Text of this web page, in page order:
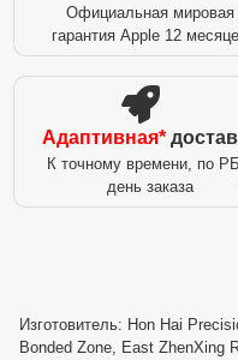
Официальная мировая
гарантия Apple 12
Адаптивная*
К точному времени, по
день заказа
Изготовитель: Hon Hai
Bonded Zone, East ZhenXing